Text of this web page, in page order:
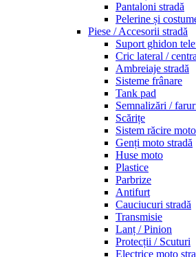
Pantaloni stradă
Pelerine și
Piese / Accesorii stradă
Suport ghidon
Cric lateral /
Ambreiaje stradă
Sisteme frânare
Tank pad
Semnalizări /
Scărițe
Sistem răcire
Genți moto stradă
Huse moto
Plastice
Parbrize
Antifurt
Cauciucuri stradă
Transmisie
Lanț / Pinion
Protecții / Scuturi
Electrice moto